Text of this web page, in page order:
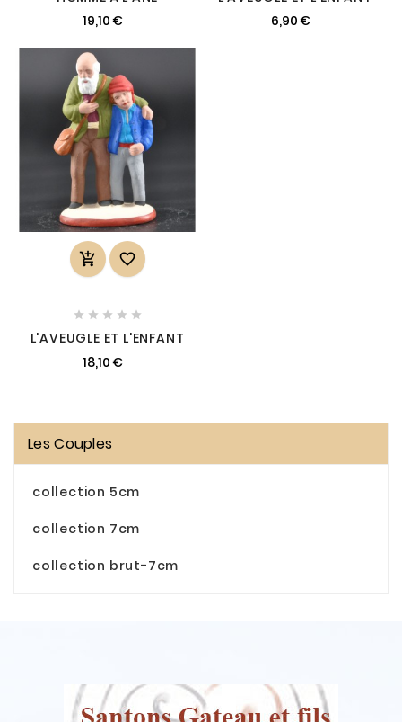
19,10 €
6,90 €
 
    
L'AVEUGLE ET L'ENFANT
18,10 €
Les Couples
collection 5cm
collection 7cm
collection brut-7cm